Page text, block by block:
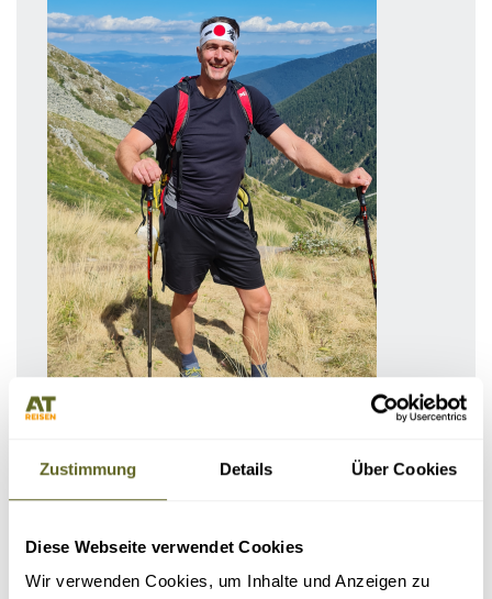
Zustimmung Details Über Cookies
Diese Webseite verwendet Cookies
Wir verwenden Cookies, um Inhalte und Anzeigen zu
Peter Kiefer
Ihr Ansprechpartner für Afrika, Japan, Indonesien, Jordanien,
E-Mail: peter.kiefer@at-reisen.de